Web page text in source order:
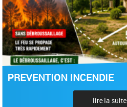
PREVENTION INCENDIE
lire la suite